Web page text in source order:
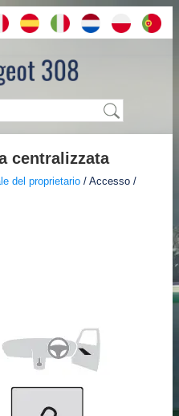
centralizzata
del proprietario / Accesso /